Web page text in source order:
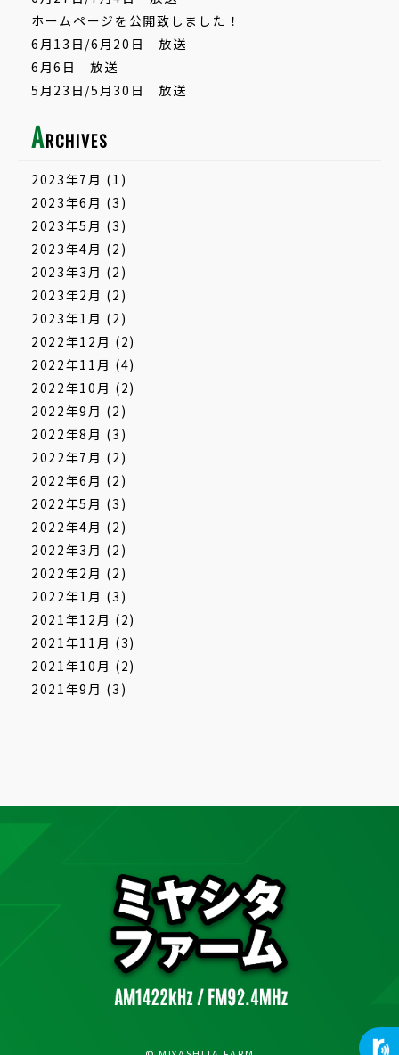
ホームページを公開致しました！
6月13日/6月20日 放送
6月6日 放送
5月23日/5月30日 放送
ARCHIVES
2023年7月 (1)
2023年6月 (3)
2023年5月 (3)
2023年4月 (2)
2023年3月 (2)
2023年2月 (2)
2023年1月 (2)
2022年12月 (2)
2022年11月 (4)
2022年10月 (2)
2022年9月 (2)
2022年8月 (3)
2022年7月 (2)
2022年6月 (2)
2022年5月 (3)
2022年4月 (2)
2022年3月 (2)
2022年2月 (2)
2022年1月 (3)
2021年12月 (2)
2021年11月 (3)
2021年10月 (2)
2021年9月 (3)